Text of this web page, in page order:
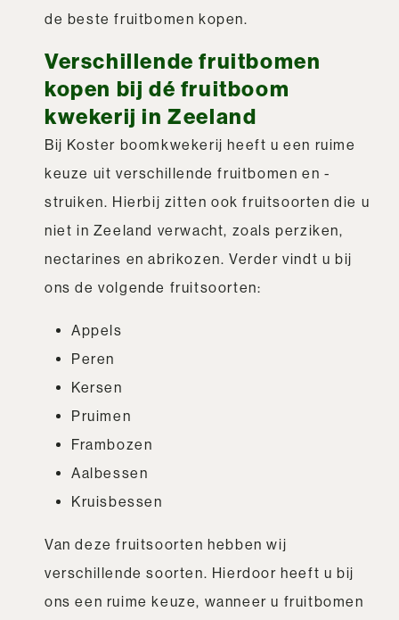
de beste fruitbomen kopen.
Verschillende fruitbomen
kopen bij dé fruitboom
kwekerij in Zeeland
Bij Koster boomkwekerij heeft u een ruime
keuze uit verschillende fruitbomen en -
struiken. Hierbij zitten ook fruitsoorten die u
niet in Zeeland verwacht, zoals perziken,
nectarines en abrikozen. Verder vindt u bij
ons de volgende fruitsoorten:
Appels
Peren
Kersen
Pruimen
Frambozen
Aalbessen
Kruisbessen
Van deze fruitsoorten hebben wij
verschillende soorten. Hierdoor heeft u bij
ons een ruime keuze, wanneer u fruitbomen